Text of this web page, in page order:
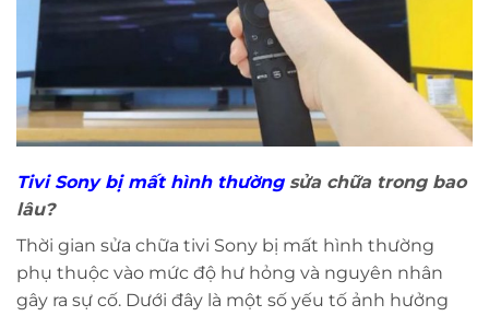
Tivi Sony bị mất hình thườngsửa chữa trong bao
lâu?
Thời gian sửa chữa tivi Sony bị mất hình thường
phụ thuộc vào mức độ hư hỏng và nguyên nhân
gây ra sự cố. Dưới đây là một số yếu tố ảnh hưởng